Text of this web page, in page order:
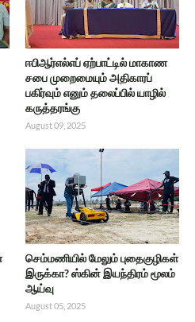
ஈபிஆர்எல்எப் ஏற்பாட்டில் மாகாண
சபை முறைமையும் அதிகாரப்
பகிர்வும் எனும் தலைப்பில் யாழில்
கருத்தரங்கு
August 09, 2025
செம்மணியில் மேலும் புதைகுழிகள்
இருக்கா? ஸ்கின் இயந்திரம் மூலம்
ஆய்வு
August 05, 2025